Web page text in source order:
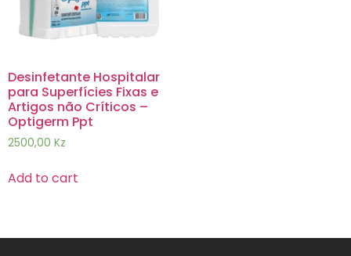
Desinfetante Hospitalar
para Superfícies Fixas e
Artigos não Críticos –
Optigerm Ppt
2500,00 Kz
Add to cart